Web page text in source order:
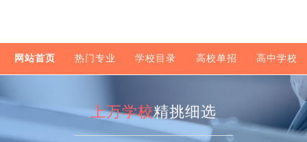
网站首页 热门专业 学校目录 高校单招 高中学校
上万学校精挑细选